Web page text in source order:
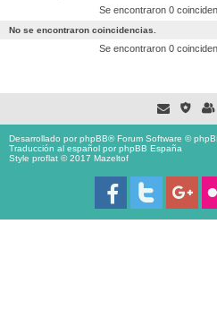
Se encontraron 0
No se encontraron coincidencias.
Se encontraron 0
Desarrollado porphpBB® Forum Software ©
Traducción al español porphpBB España
Style proflat © 2017 Mazeltof